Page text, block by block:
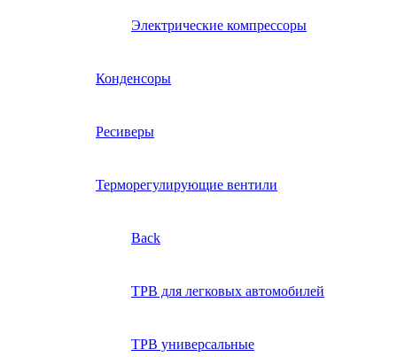
Электрические компрессоры
Конденсоры
Ресиверы
Терморегулирующие вентили
Back
ТРВ для легковых автомобилей
ТРВ универсальные